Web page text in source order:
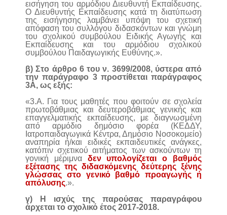
εισήγηση του αρμόδιου Διευθυντή Εκπαίδευσης.
Ο Διευθυντής Εκπαίδευσης κατά τη διατύπωση
της εισήγησης λαμβάνει υπόψη του σχετική
απόφαση του συλλόγου διδασκόντων και γνώμη
του σχολικού συμβούλου Ειδικής Αγωγής και
Εκπαίδευσης και του αρμόδιου σχολικού
συμβούλου Παιδαγωγικής Ευθύνης.».
β) Στο άρθρο 6 του ν. 3699/2008, ύστερα από
την παράγραφο 3 προστίθεται παράγραφος
3Α, ως εξής:
«3.Α. Για τους μαθητές που φοιτούν σε σχολεία
πρωτοβάθμιας και δευτεροβάθμιας γενικής και
επαγγελματικής εκπαίδευσης, με διαγνωσμένη
από αρμόδιο δημόσιο φορέα (ΚΕΔΔΥ,
Ιατροπαιδαγωγικά Κέντρα, Δημόσιο Νοσοκομείο)
αναπηρία ή/και ειδικές εκπαιδευτικές ανάγκες,
κατόπιν σχετικού αιτήματος των ασκούντων τη
γονική μέριμνα δεν υπολογίζεται ο βαθμός
εξέτασης της διδασκόμενης δεύτερης ξένης
γλώσσας στο γενικό βαθμό προαγωγής ή
απόλυσης.».
γ) Η ισχύς της παρούσας παραγράφου
άρχεται το σχολικό έτος 2017-2018.